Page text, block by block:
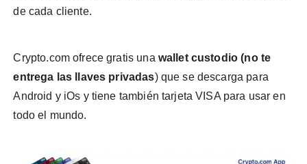
de cada cliente.
Crypto.com ofrece gratis una wallet custodio (no te
entrega las llaves privadas) que se descarga para
Android y iOs y tiene también tarjeta VISA para usar en
todo el mundo.